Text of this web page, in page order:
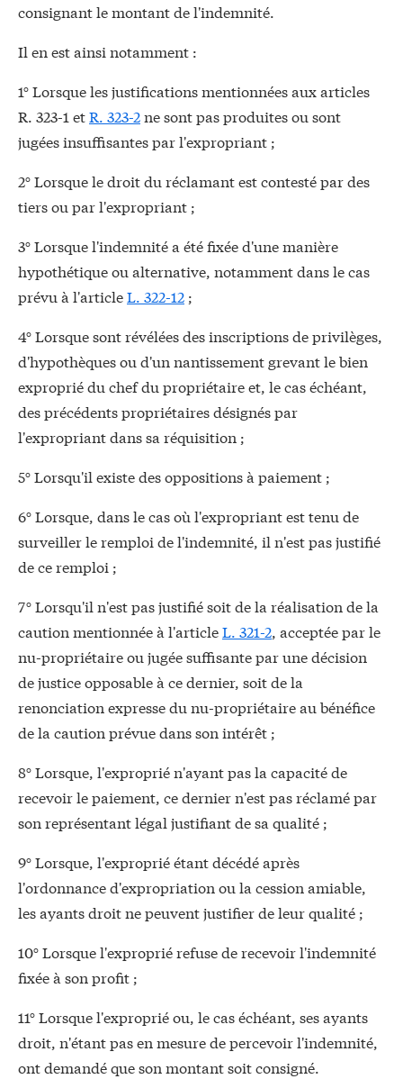
consignant le montant de l'indemnité.
Il en est ainsi notamment :
1° Lorsque les justifications mentionnées aux articles
R. 323-1 etR. 323-2ne sont pas produites ou sont
jugées insuffisantes par l'expropriant ;
2° Lorsque le droit du réclamant est contesté par des
tiers ou par l'expropriant ;
3° Lorsque l'indemnité a été fixée d'une manière
hypothétique ou alternative, notamment dans le cas
prévu à l'articleL. 322-12 ;
4° Lorsque sont révélées des inscriptions de privilèges,
d'hypothèques ou d'un nantissement grevant le bien
exproprié du chef du propriétaire et, le cas échéant,
des précédents propriétaires désignés par
l'expropriant dans sa réquisition ;
5° Lorsqu'il existe des oppositions à paiement ;
6° Lorsque, dans le cas où l'expropriant est tenu de
surveiller le remploi de l'indemnité, il n'est pas justifié
de ce remploi ;
7° Lorsqu'il n'est pas justifié soit de la réalisation de la
caution mentionnée à l'articleL. 321-2, acceptée par le
nu-propriétaire ou jugée suffisante par une décision
de justice opposable à ce dernier, soit de la
renonciation expresse du nu-propriétaire au bénéfice
de la caution prévue dans son intérêt ;
8° Lorsque, l'exproprié n'ayant pas la capacité de
recevoir le paiement, ce dernier n'est pas réclamé par
son représentant légal justifiant de sa qualité ;
9° Lorsque, l'exproprié étant décédé après
l'ordonnance d'expropriation ou la cession amiable,
les ayants droit ne peuvent justifier de leur qualité ;
10° Lorsque l'exproprié refuse de recevoir l'indemnité
fixée à son profit ;
11° Lorsque l'exproprié ou, le cas échéant, ses ayants
droit, n'étant pas en mesure de percevoir l'indemnité,
ont demandé que son montant soit consigné.